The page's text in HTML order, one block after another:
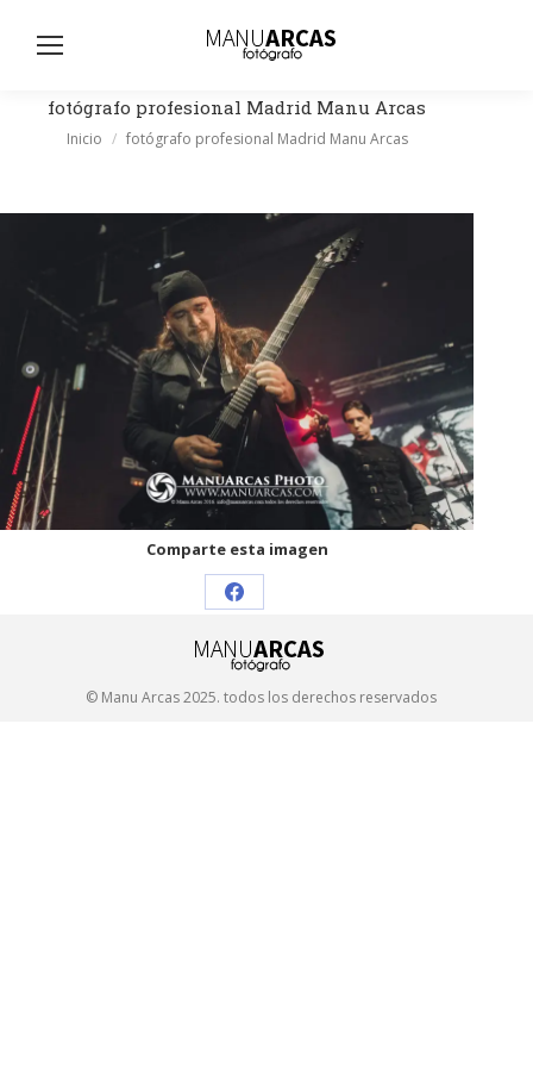
fotógrafo profesional Madrid Manu Arcas
Estás aquí:
Inicio fotógrafo profesional Madrid Manu Arcas
Comparte esta imagen
Share
on
Facebook
© Manu Arcas 2025. todos los derechos reservados